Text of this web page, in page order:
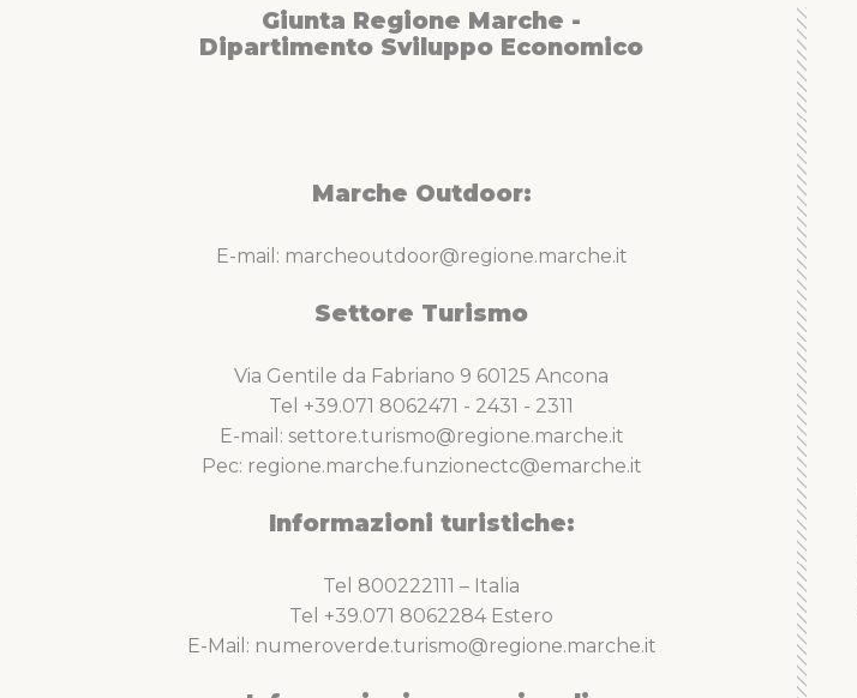
Giunta Regione Marche -
Dipartimento Sviluppo Economico
Marche Outdoor:
E-mail: marcheoutdoor@regione.marche.it
Settore Turismo
Via Gentile da Fabriano 9 60125 Ancona
Tel +39.071 8062471 - 2431 - 2311
E-mail: settore.turismo@regione.marche.it
Pec: regione.marche.funzionectc@emarche.it
Informazioni turistiche:
Tel 800222111 – Italia
Tel +39.071 8062284 Estero
E-Mail: numeroverde.turismo@regione.marche.it